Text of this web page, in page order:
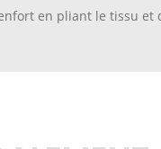
en pliant le tissu